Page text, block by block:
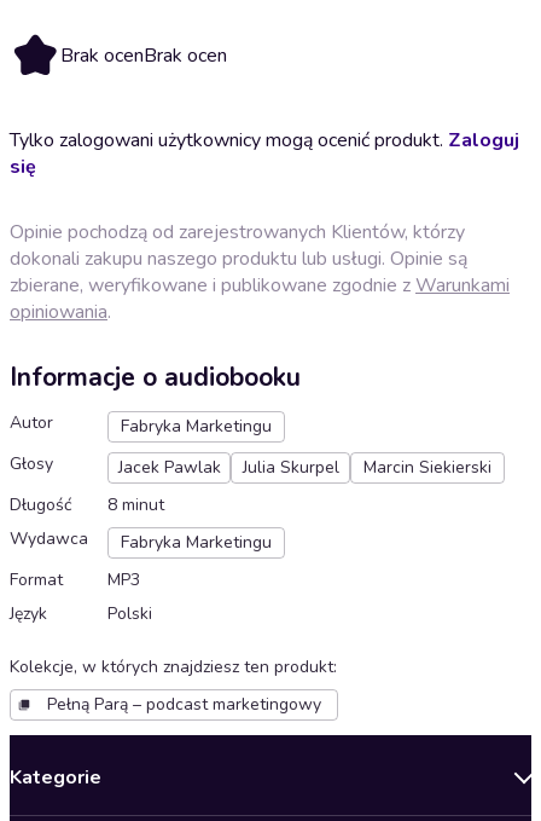
Brak ocenBrak ocen
Tylko zalogowani użytkownicy mogą ocenić produkt. Zaloguj
się
Opinie pochodzą od zarejestrowanych Klientów, którzy
dokonali zakupu naszego produktu lub usługi. Opinie są
zbierane, weryfikowane i publikowane zgodnie zWarunkami
opiniowania.
Informacje o audiobooku
Autor
Fabryka Marketingu
Głosy
Jacek Pawlak Julia Skurpel
Marcin Siekierski
Długość
8 minut
Wydawca
Fabryka Marketingu
Format
MP3
Język
Polski
Kolekcje, w których znajdziesz ten produkt:
Pełną Parą – podcast marketingowy
Kategorie